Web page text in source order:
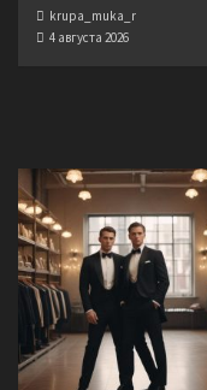
krupa_muka_r
4 августа 2026